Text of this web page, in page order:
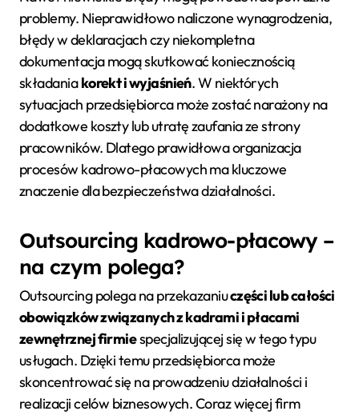
problemy. Nieprawidłowo naliczone wynagrodzenia,
błędy w deklaracjach czy niekompletna
dokumentacja mogą skutkować koniecznością
składaniakorekt i wyjaśnień. W niektórych
sytuacjach przedsiębiorca może zostać narażony na
dodatkowe koszty lub utratę zaufania ze strony
pracowników. Dlatego prawidłowa organizacja
procesów kadrowo-płacowych ma kluczowe
znaczenie dla bezpieczeństwa działalności.
Outsourcing kadrowo-płacowy –
na czym polega?
Outsourcing polega na przekazaniuczęści lub całości
obowiązków związanych z kadrami i płacami
zewnętrznej firmiespecjalizującej się w tego typu
usługach. Dzięki temu przedsiębiorca może
skoncentrować się na prowadzeniu działalności i
realizacji celów biznesowych. Coraz więcej firm